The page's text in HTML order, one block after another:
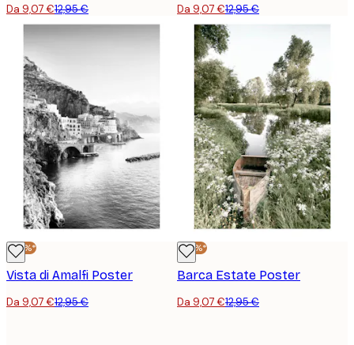
Da 9,07 €12,95 € Da 9,07 €12,95 €
-30%*
Vista di Amalfi Poster
Da 9,07 €12,95 €
-30%*
Barca Estate Poster
Da 9,07 €12,95 €